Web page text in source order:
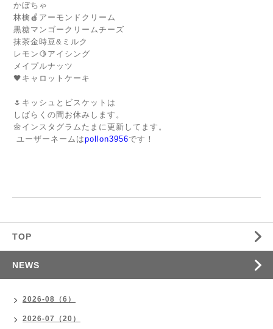
かぼちゃ
林檎🍎アーモンドクリーム
黒糖マンゴークリームチーズ
抹茶金時豆&ミルク
レモン🍋アイシング
メイプルナッツ
🖤キャロットケーキ
🌷キッシュとビスケットは
しばらくの間お休みします。
🌼インスタグラムたまに更新してます。
ユーザーネームはpollon3956です！
TOP
NEWS
2026-08（6）
2026-07（20）